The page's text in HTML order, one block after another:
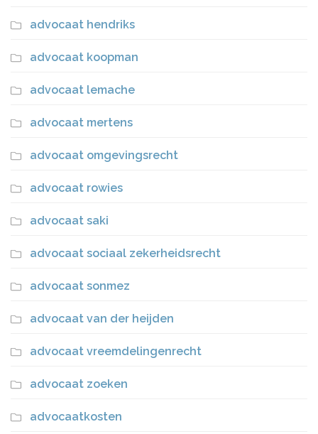
advocaat hendriks
advocaat koopman
advocaat lemache
advocaat mertens
advocaat omgevingsrecht
advocaat rowies
advocaat saki
advocaat sociaal zekerheidsrecht
advocaat sonmez
advocaat van der heijden
advocaat vreemdelingenrecht
advocaat zoeken
advocaatkosten